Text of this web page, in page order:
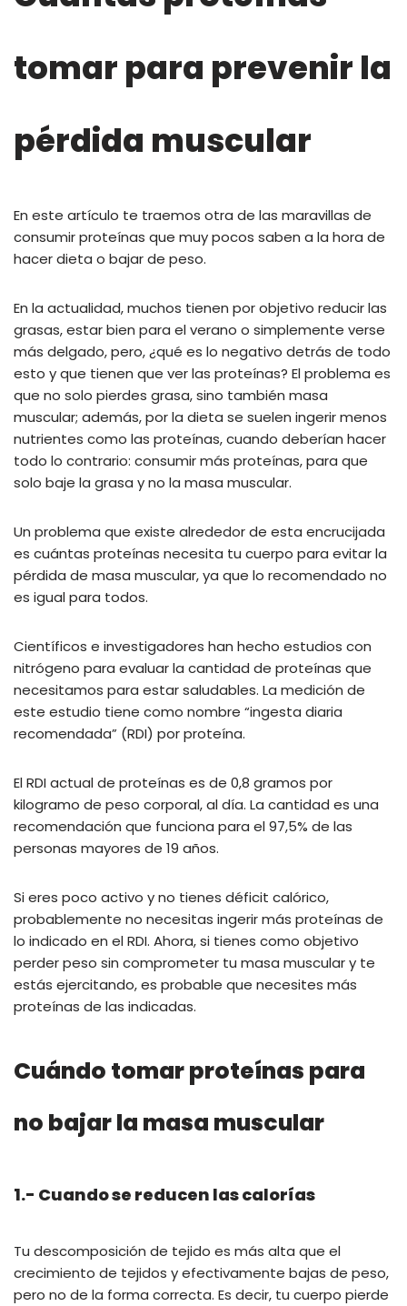
tomar para prevenir la
pérdida muscular
En este artículo te traemos otra de las maravillas de
consumir proteínas que muy pocos saben a la hora de
hacer dieta o bajar de peso.
En la actualidad, muchos tienen por objetivo reducir las
grasas, estar bien para el verano o simplemente verse
más delgado, pero, ¿qué es lo negativo detrás de todo
esto y que tienen que ver las proteínas? El problema es
que no solo pierdes grasa, sino también masa
muscular; además, por la dieta se suelen ingerir menos
nutrientes como las proteínas, cuando deberían hacer
todo lo contrario: consumir más proteínas, para que
solo baje la grasa y no la masa muscular.
Un problema que existe alrededor de esta encrucijada
es cuántas proteínas necesita tu cuerpo para evitar la
pérdida de masa muscular, ya que lo recomendado no
es igual para todos.
Científicos e investigadores han hecho estudios con
nitrógeno para evaluar la cantidad de proteínas que
necesitamos para estar saludables. La medición de
este estudio tiene como nombre “ingesta diaria
recomendada” (RDI) por proteína.
El RDI actual de proteínas es de 0,8 gramos por
kilogramo de peso corporal, al día. La cantidad es una
recomendación que funciona para el 97,5% de las
personas mayores de 19 años.
Si eres poco activo y no tienes déficit calórico,
probablemente no necesitas ingerir más proteínas de
lo indicado en el RDI. Ahora, si tienes como objetivo
perder peso sin comprometer tu masa muscular y te
estás ejercitando, es probable que necesites más
proteínas de las indicadas.
Cuándo tomar proteínas para
no bajar la masa muscular
1.- Cuando se reducen las calorías
Tu descomposición de tejido es más alta que el
crecimiento de tejidos y efectivamente bajas de peso,
pero no de la forma correcta. Es decir, tu cuerpo pierde